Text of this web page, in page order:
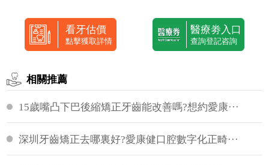
看牙估價
點擊獲取詳情
醫療劵入口
查詢登記咨詢
相關推薦
15歲嘴凸下巴後縮矯正牙齒能改善嗎?想約愛康···
深圳牙齒矯正去哪裏好?愛康健口腔數字化正畸···